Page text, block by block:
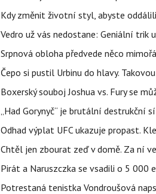
Kdy změnit životní styl, abyste
Vedro už vás nedostane: Geniální trik
Srpnová obloha předvede něco
Čepo si pustil Urbinu do hlavy.
Boxerský souboj Joshua vs. Fury se
„Had Gorynyč“ je brutální destrukční
Odhad výplat UFC ukazuje propast.
Chtěl jen zbourat zeď v domě. Za ní
Pirát a Naruszczka se vsadili o 5 000
Potrestaná tenistka Vondroušová